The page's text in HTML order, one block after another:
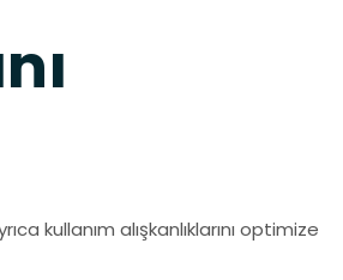
kullanım alışkanlıklarını optimize